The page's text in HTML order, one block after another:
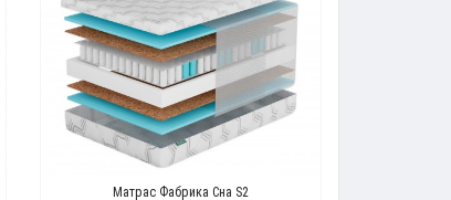
Матрас Фабрика Сна S2